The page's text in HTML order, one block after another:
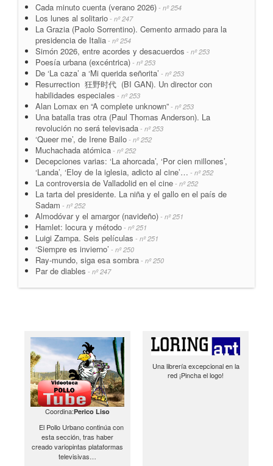
Cada minuto cuenta (verano 2026) - nº 254
Los lunes al solitario - nº 247
La Grazia (Paolo Sorrentino). Cemento armado para la
presidencia de Italia - nº 254
Simón 2026, entre acordes y desacuerdos - nº 253
Poesía urbana (excéntrica) - nº 253
De ‘La caza’ a ‘Mi querida señorita’ - nº 253
Resurrection 狂野时代 (BI GAN). Un director con
habilidades especiales - nº 253
Alan Lomax en “A complete unknown” - nº 253
Una batalla tras otra (Paul Thomas Anderson). La
revolución no será televisada - nº 253
‘Queer me’, de Irene Bailo - nº 252
Muchachada atómica - nº 252
Decepciones varias: ‘La ahorcada’, ‘Por cien millones’,
‘Landa’, ‘Eloy de la iglesia, adicto al cine’… - nº 252
La controversia de Valladolid en el cine - nº 252
La tarta del presidente. La niña y el gallo en el país de
Sadam - nº 252
Almodóvar y el amargor (navideño) - nº 251
Hamlet: locura y método - nº 251
Luigi Zampa. Seis películas - nº 251
‘Siempre es invierno’ - nº 250
Ray-mundo, siga esa sombra - nº 250
Par de diables - nº 247
Coordina:Perico Liso
El Pollo Urbano continúa con
esta sección, tras haber
creado variopintas plataformas
televisivas…
Una librería excepcional en la
red ¡Pincha el logo!